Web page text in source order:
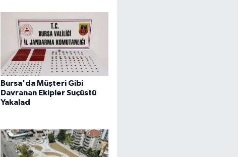
Bursa'da Müşteri Gibi
Davranan Ekipler Suçüstü
Yakalad